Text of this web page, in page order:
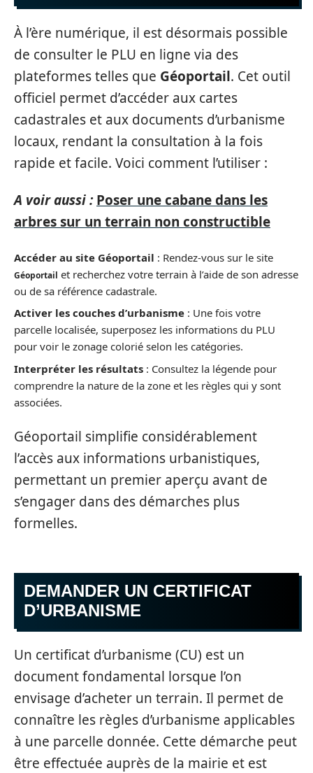
À l’ère numérique, il est désormais possible
de consulter le PLU en ligne via des
plateformes telles que Géoportail. Cet outil
officiel permet d’accéder aux cartes
cadastrales et aux documents d’urbanisme
locaux, rendant la consultation à la fois
rapide et facile. Voici comment l’utiliser :
A voir aussi : Poser une cabane dans les
arbres sur un terrain non constructible
Accéder au site Géoportail : Rendez-vous sur le site
Géoportail et recherchez votre terrain à l’aide de son adresse
ou de sa référence cadastrale.
Activer les couches d’urbanisme : Une fois votre
parcelle localisée, superposez les informations du PLU
pour voir le zonage colorié selon les catégories.
Interpréter les résultats : Consultez la légende pour
comprendre la nature de la zone et les règles qui y sont
associées.
Géoportail simplifie considérablement
l’accès aux informations urbanistiques,
permettant un premier aperçu avant de
s’engager dans des démarches plus
formelles.
DEMANDER UN CERTIFICAT
D’URBANISME
Un certificat d’urbanisme (CU) est un
document fondamental lorsque l’on
envisage d’acheter un terrain. Il permet de
connaître les règles d’urbanisme applicables
à une parcelle donnée. Cette démarche peut
être effectuée auprès de la mairie et est